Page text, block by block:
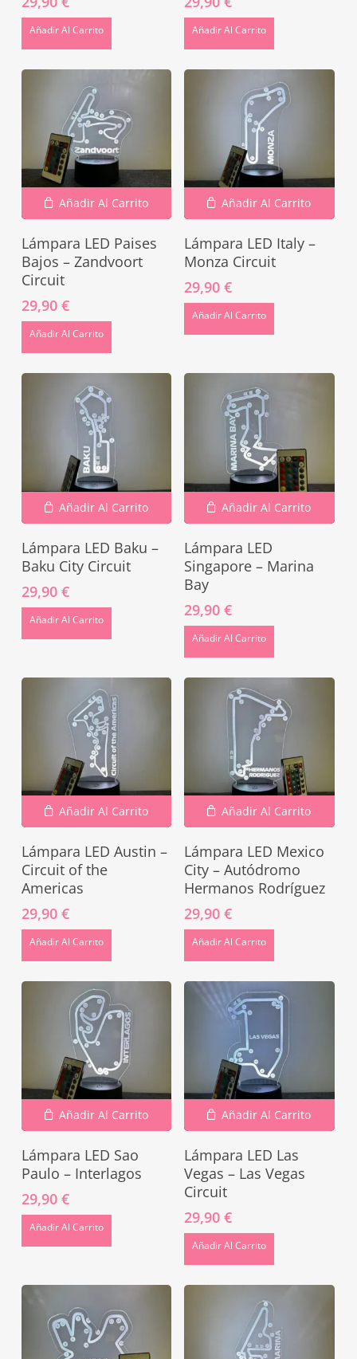
Go To Shop
Añadir Al Carrito Añadir Al Carrito
Añadir Al Carrito
Lámpara LED Paises
Bajos – Zandvoort
Circuit
29,90 €
Añadir Al Carrito
Añadir Al Carrito
Lámpara LED Italy –
Monza Circuit
29,90€
Añadir Al Carrito
Añadir Al Carrito
Lámpara LED Baku –
Baku City Circuit
29,90 €
Añadir Al Carrito
Añadir Al Carrito
Lámpara LED
Singapore – Marina
Bay
29,90€
Añadir Al Carrito
Añadir Al Carrito
Lámpara LED Austin –
Circuit of the
Americas
29,90 €
Añadir Al Carrito
Añadir Al Carrito
Lámpara LED Mexico
City – Autódromo
Hermanos Rodríguez
29,90€
Añadir Al Carrito
Añadir Al Carrito
Lámpara LED Sao
Paulo – Interlagos
29,90 €
Añadir Al Carrito
Añadir Al Carrito
Lámpara LED Las
Vegas – Las Vegas
Circuit
29,90€
Añadir Al Carrito